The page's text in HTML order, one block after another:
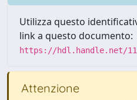
Utilizza questo
link a questo documento:
https://hdl.handle.net/
Attenzione